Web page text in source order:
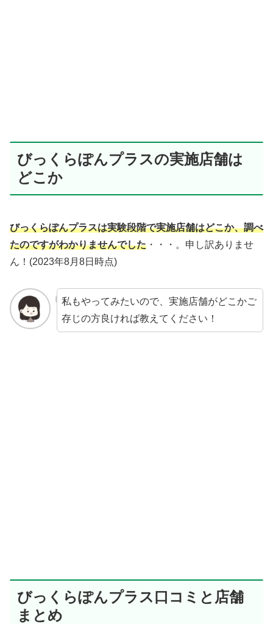
びっくらぽんプラスの実施店舗は
どこか
びっくらぽんプラスは実験段階で実施店舗はどこか、調べ
たのですがわかりませんでした ・・・。申し訳ありませ
ん！(2023年8月8日時点)
私もやってみたいので、実施店舗がどこかご
存じの方良ければ教えてください！
びっくらぽんプラス口コミと店舗
まとめ